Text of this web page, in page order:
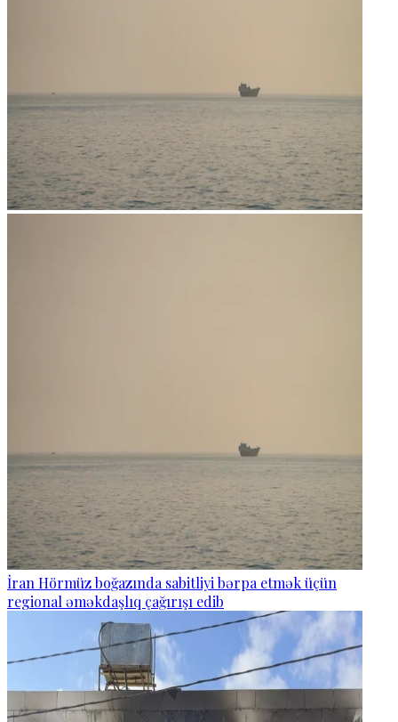
İran Hörmüz boğazında sabitliyi bərpa etmək üçün
regional əməkdaşlıq çağırışı edib